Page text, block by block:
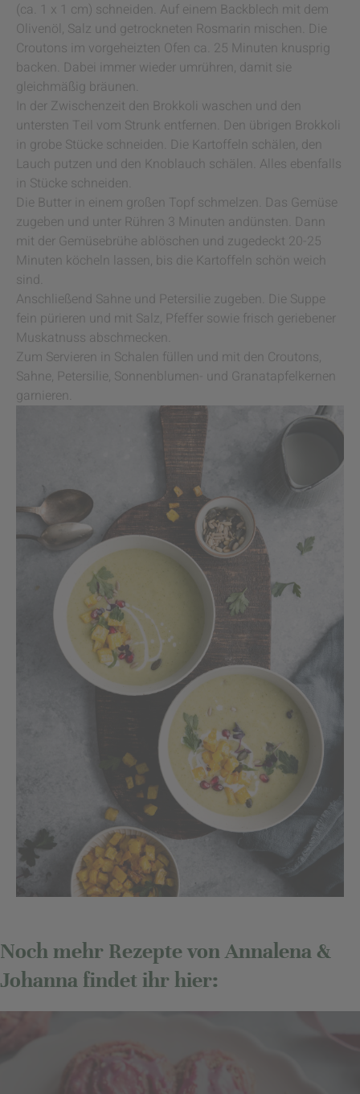
(ca. 1 x 1 cm) schneiden. Auf einem Backblech mit dem
Olivenöl, Salz und getrockneten Rosmarin mischen. Die
Croutons im vorgeheizten Ofen ca. 25 Minuten knusprig
backen. Dabei immer wieder umrühren, damit sie
gleichmäßig bräunen.
In der Zwischenzeit den Brokkoli waschen und den
untersten Teil vom Strunk entfernen. Den übrigen Brokkoli
in grobe Stücke schneiden. Die Kartoffeln schälen, den
Lauch putzen und den Knoblauch schälen. Alles ebenfalls
in Stücke schneiden.
Die Butter in einem großen Topf schmelzen. Das Gemüse
zugeben und unter Rühren 3 Minuten andünsten. Dann
mit der Gemüsebrühe ablöschen und zugedeckt 20-25
Minuten köcheln lassen, bis die Kartoffeln schön weich
sind.
Anschließend Sahne und Petersilie zugeben. Die Suppe
fein pürieren und mit Salz, Pfeffer sowie frisch geriebener
Muskatnuss abschmecken.
Zum Servieren in Schalen füllen und mit den Croutons,
Sahne, Petersilie, Sonnenblumen- und Granatapfelkernen
garnieren.
Noch mehr Rezepte von Annalena &
Johanna findet ihr hier: